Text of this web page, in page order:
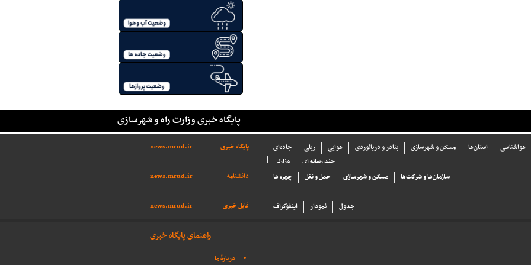
پایگاه خبری وزارت راه و شهرسازی
پایگاه خبری news.mrud.ir جاده‌ای ریلی هوایی بنادر و دریانوردی مسکن و شهرسازی استان‌ها
هواشناسی
وزارتی
چند رسانه ای
دانشنامه
news.mrud.ir چهره ها حمل و نقل مسکن و شهرسازی سازما‌ن‌ها و شركت‌ها
فایل خبری news.mrud.ir اینفوگراف نمودار جدول
راهنمای پایگاه خبری
دربارهٔ ما